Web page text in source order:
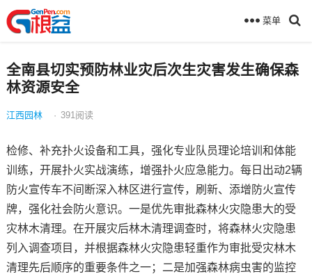
菜单
全南县切实预防林业灾后次生灾害发生确保森
林资源安全
江西园林 · 391 阅读
检修、补充扑火设备和工具，强化专业队员理论培训和体能
训练，开展扑火实战演练，增强扑火应急能力。每日出动2辆
防火宣传车不间断深入林区进行宣传，刷新、添增防火宣传
牌，强化社会防火意识。一是优先审批森林火灾隐患大的受
灾林木清理。在开展灾后林木清理调查时，将森林火灾隐患
列入调查项目，并根据森林火灾隐患轻重作为审批受灾林木
清理先后顺序的重要条件之一；二是加强森林病虫害的监控